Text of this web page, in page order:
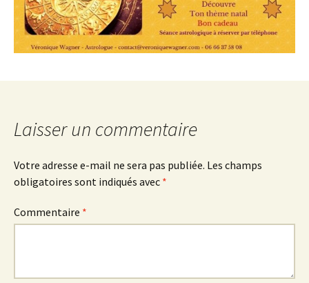
Laisser un commentaire
Votre adresse e-mail ne sera pas publiée. Les champs
obligatoires sont indiqués avec *
Commentaire *